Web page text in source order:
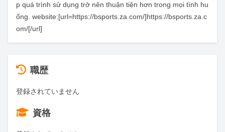
p quá trình sử dụng trở nên thuận tiện hơn trong mọi tình hu
ống. website:[url=https://bsports.za.com/]https://bsports.za.c
om/[/url]
職歴
登録されていません
資格